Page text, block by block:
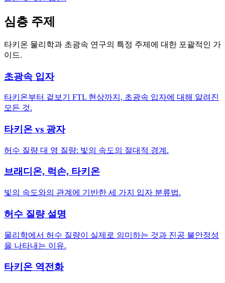
심층 주제
타키온 물리학과 초광속 연구의 특정 주제에 대한 포괄적인 가
이드.
초광속 입자
타키온부터 겉보기 FTL 현상까지, 초광속 입자에 대해 알려진
모든 것.
타키온 vs 광자
허수 질량 대 영 질량: 빛의 속도의 절대적 경계.
브래디온, 럭손, 타키온
빛의 속도와의 관계에 기반한 세 가지 입자 분류법.
허수 질량 설명
물리학에서 허수 질량이 실제로 의미하는 것과 진공 불안정성
을 나타내는 이유.
타키온 역전화